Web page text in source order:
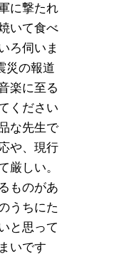
に撃たれ
いて食べ
ろ伺いま
災の報道
楽に至る
ください
な先生で
や、現行
厳しい。
ものがあ
うちにた
と思って
いです